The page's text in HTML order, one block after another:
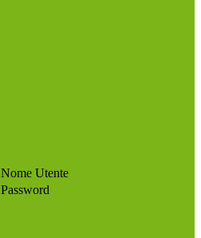
Nome Utente
Password